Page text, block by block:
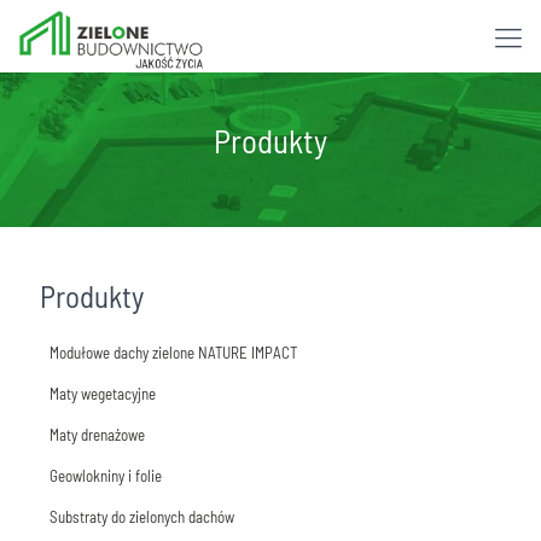
Produkty
Produkty
Modułowe dachy zielone NATURE IMPACT
Moduł GreenRoof STANDARD
Moduł GreenRoof EVERGREEN
Moduł GreenRoof BEE-FRIENDLY
Moduł GreenRoof WILD-FLOWER
Maty wegetacyjne
Mata rozchodnikowa
Maty drenażowe
Mata drenażowa D25H
Mata drenażowa D40H
Geowlokniny i folie
Maty filtracyjne
Substraty do zielonych dachów